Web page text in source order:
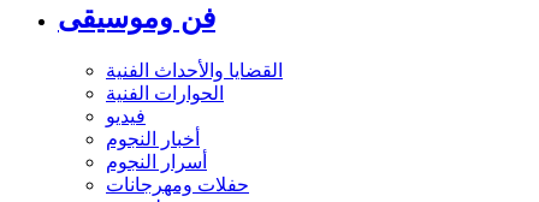
فن وموسيقى
القضايا والأحداث الفنية
الحوارات الفنية
فيديو
أخبار النجوم
أسرار النجوم
حفلات ومهرجانات